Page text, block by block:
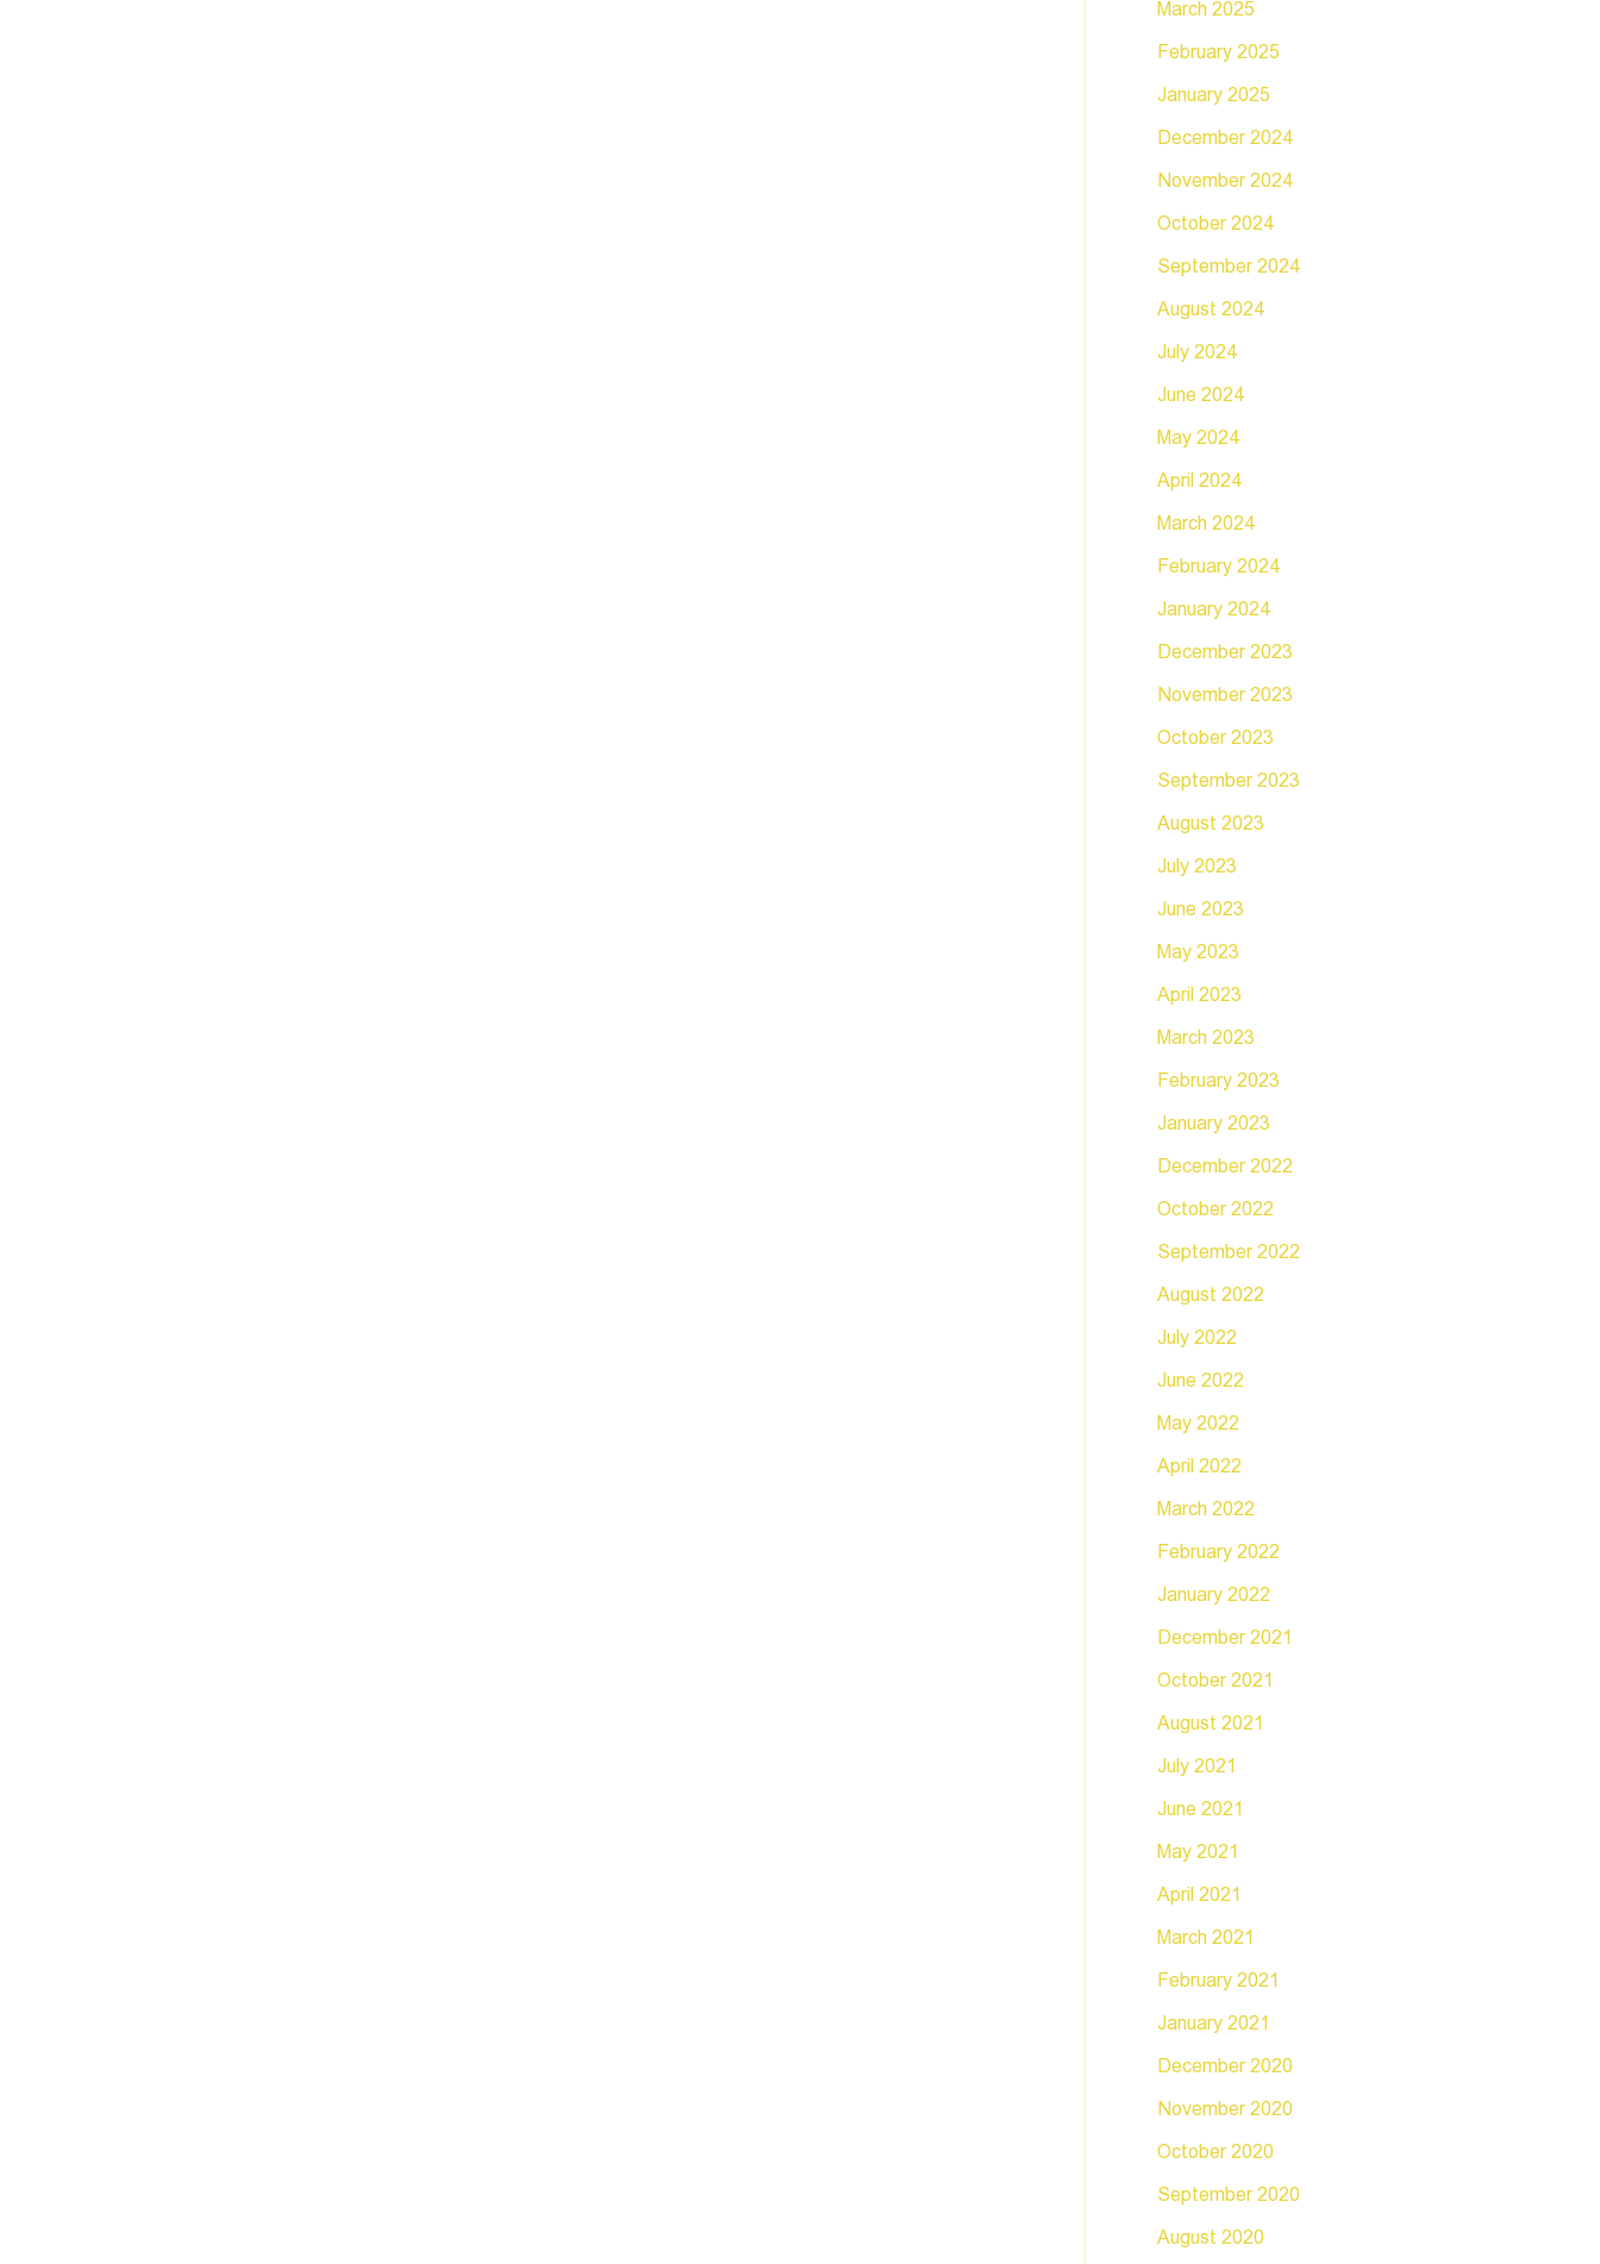
March 2025
February 2025
January 2025
December 2024
November 2024
October 2024
September 2024
August 2024
July 2024
June 2024
May 2024
April 2024
March 2024
February 2024
January 2024
December 2023
November 2023
October 2023
September 2023
August 2023
July 2023
June 2023
May 2023
April 2023
March 2023
February 2023
January 2023
December 2022
October 2022
September 2022
August 2022
July 2022
June 2022
May 2022
April 2022
March 2022
February 2022
January 2022
December 2021
October 2021
August 2021
July 2021
June 2021
May 2021
April 2021
March 2021
February 2021
January 2021
December 2020
November 2020
October 2020
September 2020
August 2020